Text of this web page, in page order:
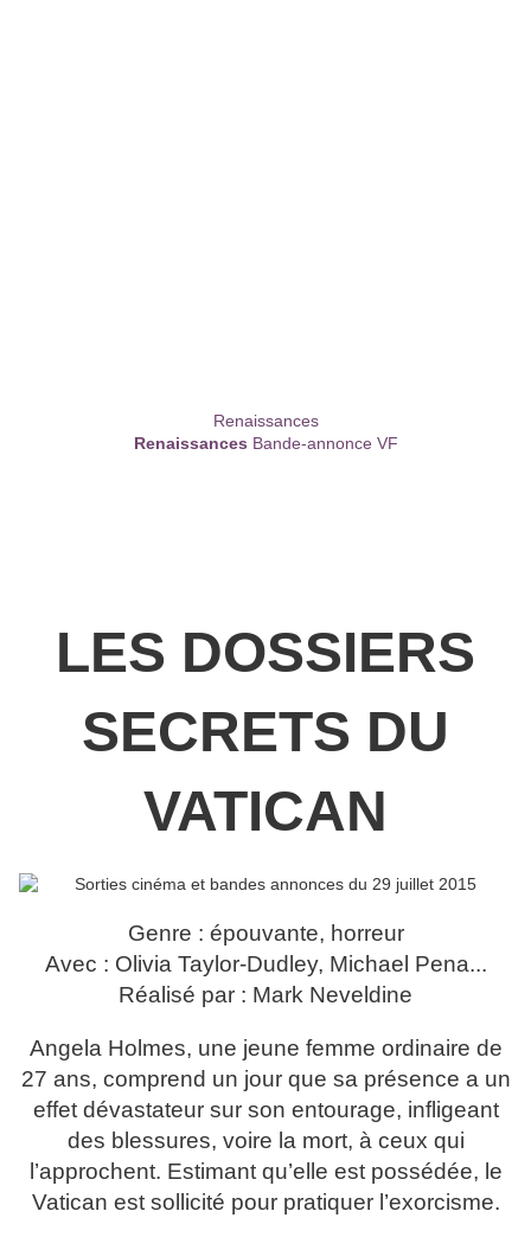
Renaissances
Renaissances Bande-annonce VF
LES DOSSIERS
SECRETS DU
VATICAN
Genre : épouvante, horreur
Avec : Olivia Taylor-Dudley, Michael Pena...
Réalisé par : Mark Neveldine
Angela Holmes, une jeune femme ordinaire de
27 ans, comprend un jour que sa présence a un
effet dévastateur sur son entourage, infligeant
des blessures, voire la mort, à ceux qui
l’approchent. Estimant qu’elle est possédée, le
Vatican est sollicité pour pratiquer l’exorcisme.